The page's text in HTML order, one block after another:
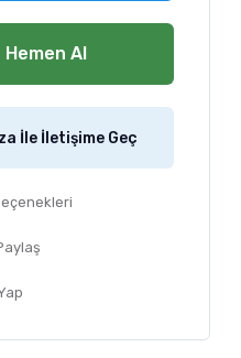
Hemen Al
İle İletişime Geç